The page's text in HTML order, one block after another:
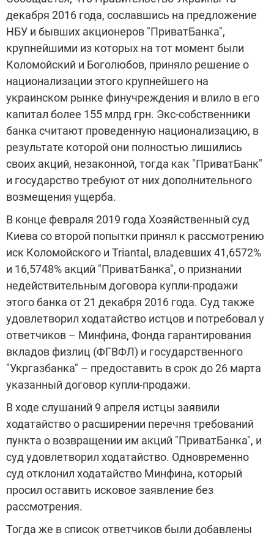
декабря 2016 года, сославшись на предложение
НБУ и бывших акционеров "ПриватБанка",
крупнейшими из которых на тот момент были
Коломойский и Боголюбов, приняло решение о
национализации этого крупнейшего на
украинском рынке финучреждения и влило в его
капитал более 155 млрд грн. Экс-собственники
банка считают проведенную национализацию, в
результате которой они полностью лишились
своих акций, незаконной, тогда как "ПриватБанк"
и государство требуют от них дополнительного
возмещения ущерба.
В конце февраля 2019 года Хозяйственный суд
Киева со второй попытки принял к рассмотрению
иск Коломойского и Triantal, владевших 41,6572%
и 16,5748% акций "ПриватБанка", о признании
недействительным договора купли-продажи
этого банка от 21 декабря 2016 года. Суд также
удовлетворил ходатайство истцов и потребовал у
ответчиков – Минфина, Фонда гарантирования
вкладов физлиц (ФГВФЛ) и государственного
"Укргазбанка" – предоставить в срок до 26 марта
указанный договор купли-продажи.
В ходе слушаний 9 апреля истцы заявили
ходатайство о расширении перечня требований
пункта о возвращении им акций "ПриватБанка", и
суд удовлетворил ходатайство. Одновременно
суд отклонил ходатайство Минфина, который
просил оставить исковое заявление без
рассмотрения.
Тогда же в список ответчиков были добавлены